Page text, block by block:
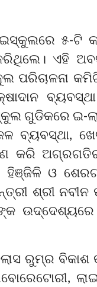
୫-ଟି
ଏହି
ପରିଚାଳନା
ବ୍ୟବସ୍ଥା
ଗୁଡିକରେ ଇ-
ବ୍ୟବସ୍ଥା,
କରି ଅଗ୍ରଗତିର
ହିଞ୍ଜିଳି ଓ
ଶ୍ରୀ ନବୀନ
ଉଦ୍ଦେଶ୍ୟରେ
ରୁମ୍ର ବିକାଶ